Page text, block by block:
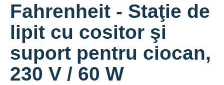
Fahrenheit - Staţie de
lipit cu cositor şi
suport pentru ciocan,
230 V / 60 W